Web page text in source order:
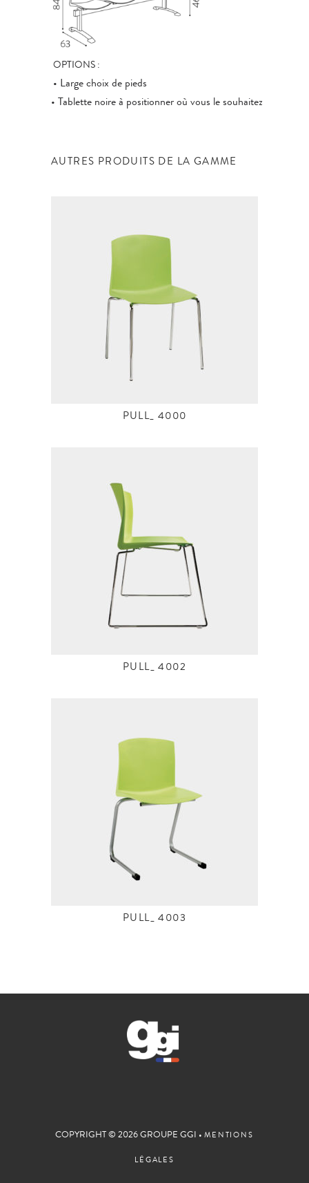
OPTIONS :
• Large choix de pieds
• Tablette noire à positionner où vous le souhaitez
AUTRES PRODUITS DE LA GAMME
PULL_ 4000
PULL_ 4002
PULL_ 4003
COPYRIGHT © 2026 GROUPE GGI •MENTIONS
LÉGALES